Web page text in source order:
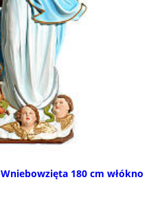
180 cm włókno